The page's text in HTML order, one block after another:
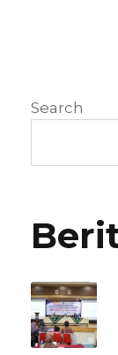
Search